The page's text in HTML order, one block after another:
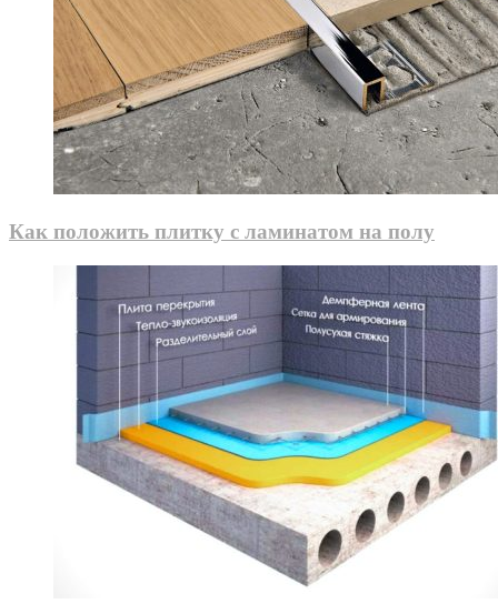
Как положить плитку с ламинатом на полу